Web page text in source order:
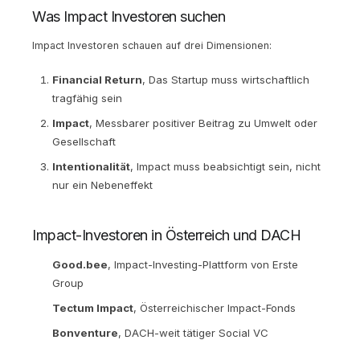
Was Impact Investoren suchen
Impact Investoren schauen auf drei Dimensionen:
Financial Return, Das Startup muss wirtschaftlich
tragfähig sein
Impact, Messbarer positiver Beitrag zu Umwelt oder
Gesellschaft
Intentionalität, Impact muss beabsichtigt sein, nicht
nur ein Nebeneffekt
Impact-Investoren in Österreich und DACH
Good.bee, Impact-Investing-Plattform von Erste
Group
Tectum Impact, Österreichischer Impact-Fonds
Bonventure, DACH-weit tätiger Social VC